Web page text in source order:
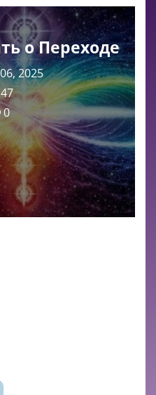
о Переходе
2025
0